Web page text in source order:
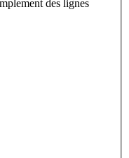
des lignes